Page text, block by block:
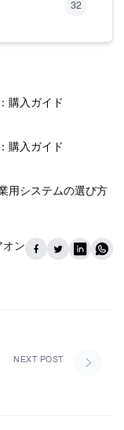
32
購入ガイド
購入ガイド
用システムの選び方
オン
NEXT POST